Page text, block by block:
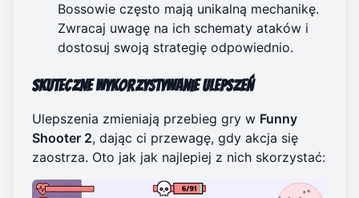
Bossowie często mają unikalną mechanikę.
Zwracaj uwagę na ich schematy ataków i
dostosuj swoją strategię odpowiednio.
Skuteczne wykorzystywanie ulepszeń
Ulepszenia zmieniają przebieg gry w Funny
Shooter 2, dając ci przewagę, gdy akcja się
zaostrza. Oto jak jak najlepiej z nich skorzystać: